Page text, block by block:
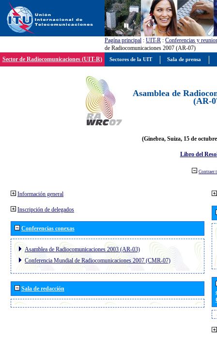
Pagína principal : UIT-R : Conferencias y
de Radiocomunicaciones 2007 (AR-07)
Sector de Radiocomunicaciones (UIT-R)
Asamblea de
(AR-
(Ginebra, Suiza, 15 de
Libro del
Contraer
Información general
Inscripción de delegados
Conferencias conexas
Asamblea de Radiocomunicaciones 2003 (AR-03)
Conferencia Mundial de Radiocomunicaciones 2007 (CMR-07)
Sala de redacción
Sectores de la UIT Sala de prensa